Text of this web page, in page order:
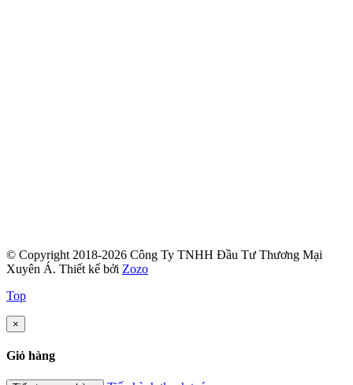
© Copyright 2018-2026 Công Ty TNHH Đầu Tư Thương Mại
Xuyên Á. Thiết kế bởi Zozo
Top
×
Giỏ hàng